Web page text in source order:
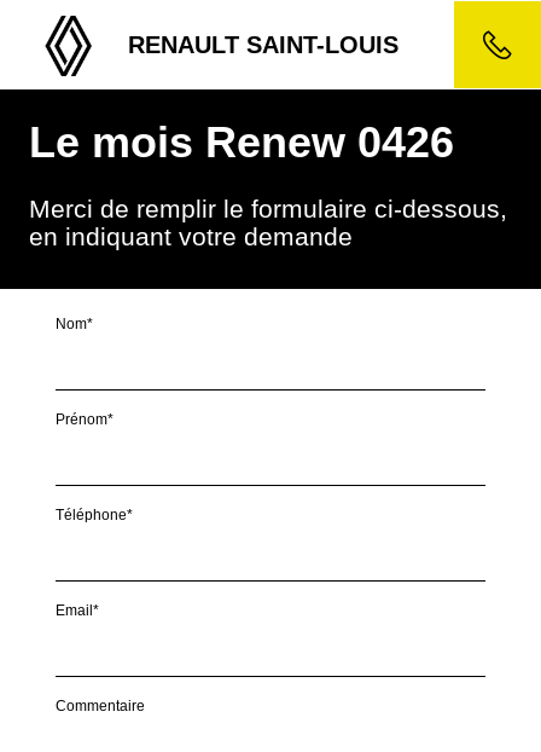
RENAULT SAINT-LOUIS
Le mois Renew 0426
Merci de remplir le formulaire ci-dessous,
en indiquant votre demande
Nom*
Prénom*
Téléphone*
Email*
Commentaire